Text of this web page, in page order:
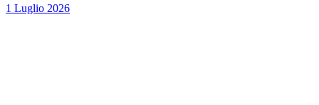
1 Luglio 2026